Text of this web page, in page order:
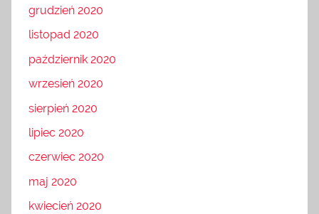
grudzień 2020
listopad 2020
październik 2020
wrzesień 2020
sierpień 2020
lipiec 2020
czerwiec 2020
maj 2020
kwiecień 2020